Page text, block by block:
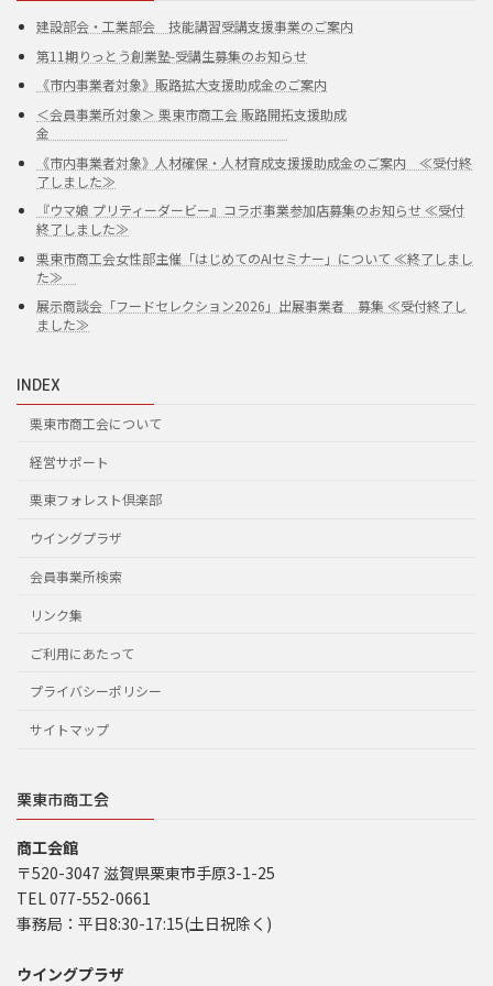
建設部会・工業部会 技能講習受講支援事業のご案内
第11期りっとう創業塾-受講生募集のお知らせ
《市内事業者対象》販路拡大支援助成金のご案内
＜会員事業所対象＞ 栗東市商工会 販路開拓支援助成
金
《市内事業者対象》人材確保・人材育成支援援助成金のご案内 ≪受付終
了しました≫
『ウマ娘 プリティーダービー』コラボ事業参加店募集のお知らせ ≪受付
終了しました≫
栗東市商工会女性部主催「はじめてのAIセミナー」について ≪終了しまし
た≫
展示商談会「フードセレクション2026」出展事業者 募集 ≪受付終了し
ました≫
INDEX
栗東市商工会について
経営サポート
栗東フォレスト倶楽部
ウイングプラザ
会員事業所検索
リンク集
ご利用にあたって
プライバシーポリシー
サイトマップ
栗東市商工会
商工会館
〒520-3047 滋賀県栗東市手原3-1-25
TEL 077-552-0661
事務局：平日8:30-17:15(土日祝除く)
ウイングプラザ